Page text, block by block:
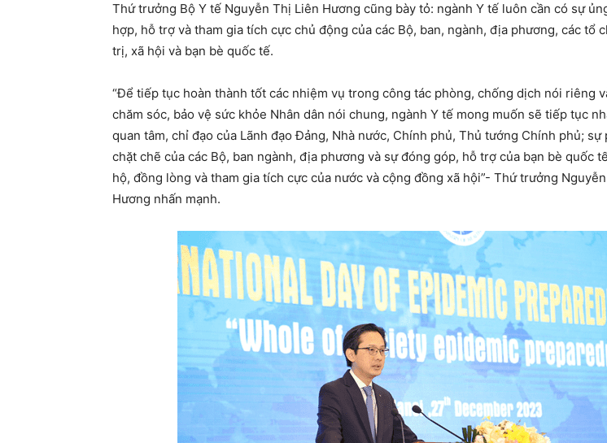
Thứ trưởng Bộ Y tế Nguyễn Thị Liên Hương cũng bày tỏ: ngành Y tế luôn cần có sự
hợp, hỗ trợ và tham gia tích cực chủ động của các Bộ, ban, ngành, địa phương, các tổ
trị, xã hội và bạn bè quốc tế.
“Để tiếp tục hoàn thành tốt các nhiệm vụ trong công tác phòng, chống dịch nói riêng
chăm sóc, bảo vệ sức khỏe Nhân dân nói chung, ngành Y tế mong muốn sẽ tiếp tục
quan tâm, chỉ đạo của Lãnh đạo Đảng, Nhà nước, Chính phủ, Thủ tướng Chính phủ; sự
chặt chẽ của các Bộ, ban ngành, địa phương và sự đóng góp, hỗ trợ của bạn bè quốc
hộ, đồng lòng và tham gia tích cực của nước và cộng đồng xã hội”- Thứ trưởng
Hương nhấn mạnh.